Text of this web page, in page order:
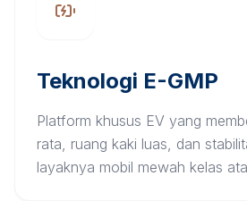
Teknologi E-GMP
Platform khusus EV yang
rata, ruang kaki luas, dan
layaknya mobil mewah kelas